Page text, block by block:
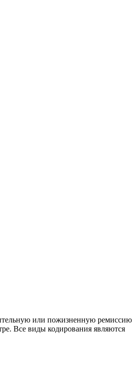
или пожизненную ремиссию
Все виды кодирования являются